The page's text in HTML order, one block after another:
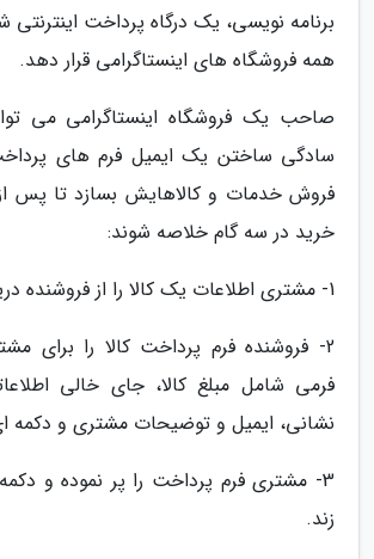
برنامه نویسی، یک درگاه پرداخت
همه فروشگاه های اینستاگرامی قرار دهد.
صاحب یک فروشگاه اینستاگرامی می
سادگی ساختن یک ایمیل فرم های
فروش خدمات و کالاهایش بسازد تا پس
خرید در سه گام خلاصه شوند:
1- مشتری اطلاعات یک کالا را از فروشنده دریافت می نماید.
2- فروشنده فرم پرداخت کالا را برای
فرمی شامل مبلغ کالا، جای خالی
نشانی، ایمیل و توضیحات مشتری و دکمه
3- مشتری فرم پرداخت را پر نموده و
زند.